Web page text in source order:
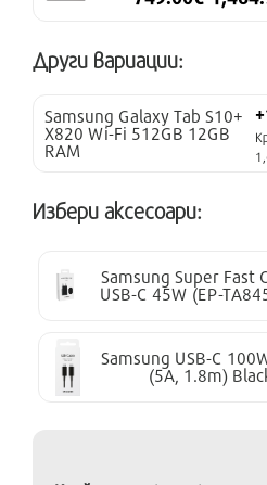
Други вариации:
Samsung Galaxy Tab S10+
X820 Wi-Fi 512GB 12GB
RAM
Избери аксесоари:
Samsung Super Fast
USB-C 45W (EP-
Samsung USB-C
(5A, 1.8m)